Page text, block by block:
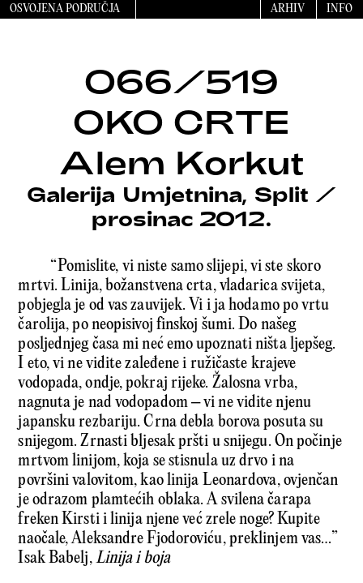
OSVOJENA PODRUČJA ARHIV INFO
066/519
OKO CRTE
Alem Korkut
Galerija Umjetnina, Split /
prosinac 2012.
“Pomislite, vi niste samo slijepi, vi ste skoro
mrtvi. Linija, božanstvena crta, vladarica svijeta,
pobjegla je od vas zauvijek. Vi i ja hodamo po vrtu
čarolija, po neopisivoj finskoj šumi. Do našeg
posljednjeg časa mi neć emo upoznati ništa ljepšeg.
I eto, vi ne vidite zaleđene i ružičaste krajeve
vodopada, ondje, pokraj rijeke. Žalosna vrba,
nagnuta je nad vodopadom – vi ne vidite njenu
japansku rezbariju. Crna debla borova posuta su
snijegom. Zrnasti bljesak pršti u snijegu. On počinje
mrtvom linijom, koja se stisnula uz drvo i na
površini valovitom, kao linija Leonardova, ovjenčan
je odrazom plamtećih oblaka. A svilena čarapa
freken Kirsti i linija njene već zrele noge? Kupite
naočale, Aleksandre Fjodoroviću, preklinjem vas…”
Isak Babelj,Linija i boja